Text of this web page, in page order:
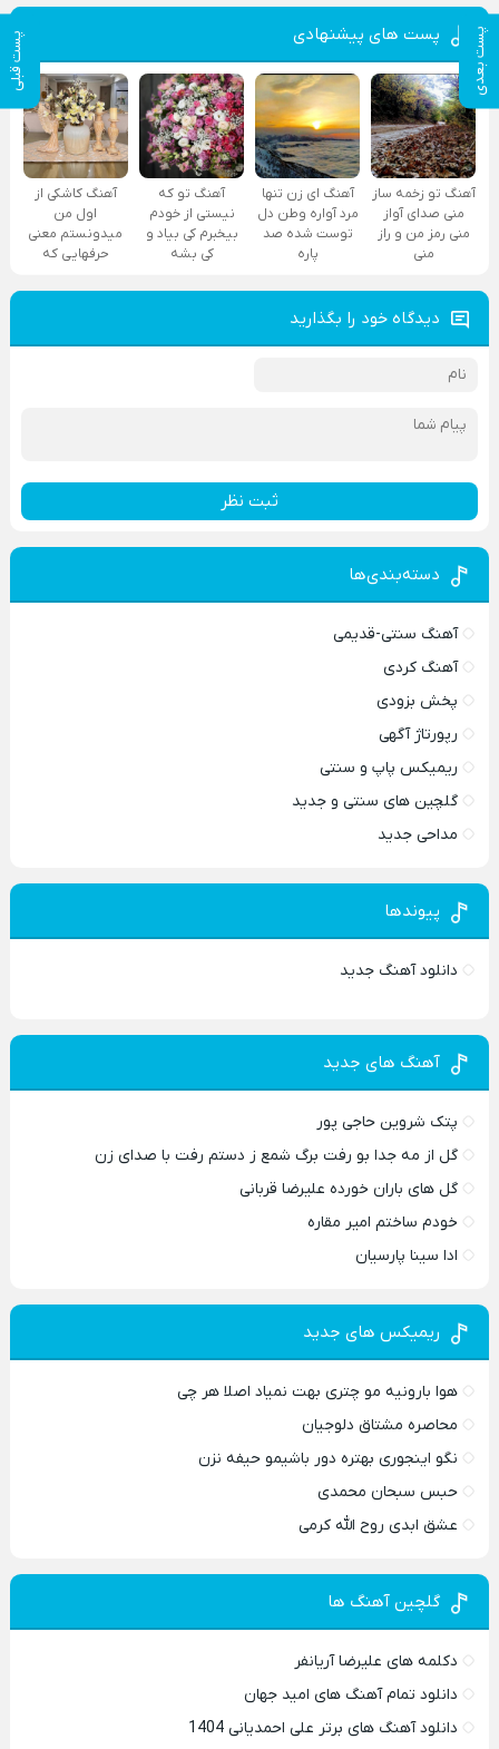
پست بعدی پست قبلی پست های پیشنهادی
آهنگ تو زخمه ساز
منی صدای آواز
منی رمز من و راز
منی
آهنگ ای زن تنها
مرد آواره وطن دل
توست شده صد
پاره
آهنگ تو که
نیستی از خودم
بیخبرم کی بیاد و
کی بشه
آهنگ کاشکی از
اول من
میدونستم معنی
حرفهایی که
دیدگاه خود را بگذارید
ثبت نظر
دسته‌بندی‌ها
آهنگ سنتی-قدیمی
آهنگ کردی
پخش بزودی
رپورتاژ آگهی
ریمیکس پاپ و سنتی
گلچین های سنتی و جدید
مداحی جدید
پیوندها
دانلود آهنگ جدید
آهنگ های جدید
پتک شروین حاجی پور
گل از مه جدا بو رفت برگ شمع ز دستم رفت با صدای زن
گل های باران خورده علیرضا قربانی
خودم ساختم امیر مقاره
ادا سینا پارسیان
ریمیکس های جدید
هوا بارونیه مو چتری بهت نمیاد اصلا هر چی
محاصره مشتاق دلوجیان
نگو اینجوری بهتره دور باشیمو حیفه نزن
حبس سبحان محمدی
عشق ابدی روح الله کرمی
گلچین آهنگ ها
دکلمه های علیرضا آریانفر
دانلود تمام آهنگ های امید جهان
دانلود آهنگ های برتر علی احمدیانی 1404